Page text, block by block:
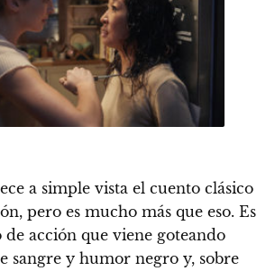
a simple vista el cuento clásico
pero es mucho más que eso. Es
acción que viene goteando
sangre y humor negro y, sobre